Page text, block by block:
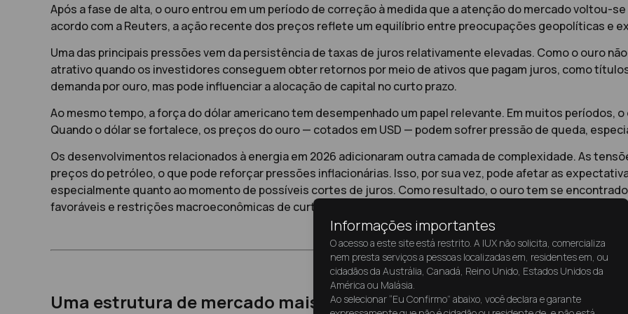
Após a fase de alta, o ouro entrou em um período de correção à medida que a atenção do mercado voltou-
acordo com a Reuters, a ação recente dos preços reflete um equilíbrio entre preocupações geopolíticas e
Uma das principais pressões vem da persistência de taxas de juros relativamente elevadas. Como o ouro
atrativo quando os investidores conseguem obter retornos por meio de ativos que pagam juros, como
demanda por ouro, mas pode influenciar a alocação de capital no curto prazo.
Ao mesmo tempo, a força do dólar americano tem desempenhado um papel relevante. Em muitos períodos,
Quando o dólar se fortalece, os preços do ouro — cotados em USD — podem sofrer pressão de queda,
Os desenvolvimentos relacionados à energia em 2026 adicionaram outra camada de complexidade. As
preços do petróleo, o que pode reforçar pressões inflacionárias. Isso, por sua vez, pode afetar as
especialmente quanto ao momento de possíveis cortes de juros. Como resultado, o ouro tem se
favoráveis e restrições macroeconômicas de curto prazo.
Uma estrutura de mercado mais volátil
Informações importantes
O acesso a este site está restrito. A IUX não solicita, comercializa
nem presta serviços a pessoas localizadas em, residentes em, ou
cidadãos da Austrália, Canadá, Reino Unido, Estados Unidos da
América ou Malásia.
Ao selecionar “Eu Confirmo” abaixo, você declara e garante